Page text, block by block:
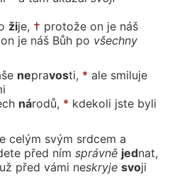
žije, † protože on je náš
on je náš Bůh po všechny
še nepravosti, * ale smiluje
národů, * kdekoli jste byli
celým svým srdcem a
před ním správně jednat,
před vámi neskryje svoji